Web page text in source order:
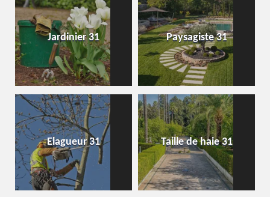
Jardinier 31 Paysagiste 31
Elagueur 31 Taille de haie 31